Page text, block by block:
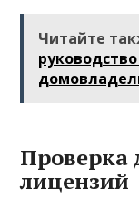
Читайте
Проверка
лицензий